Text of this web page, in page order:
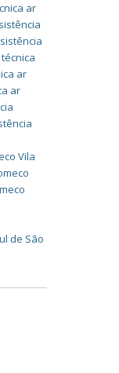
ar
ar
ar
Vila
de São